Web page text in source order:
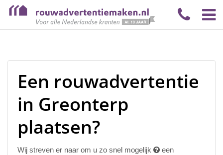
Een rouwadvertentie
in Greonterp
plaatsen?
Wij streven er naar om u zo snel mogelijk
een